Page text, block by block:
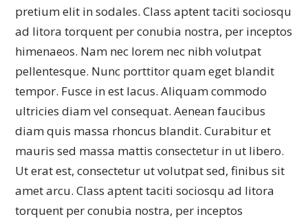
pretium elit in sodales. Class aptent taciti sociosqu
ad litora torquent per conubia nostra, per inceptos
himenaeos. Nam nec lorem nec nibh volutpat
pellentesque. Nunc porttitor quam eget blandit
tempor. Fusce in est lacus. Aliquam commodo
ultricies diam vel consequat. Aenean faucibus
diam quis massa rhoncus blandit. Curabitur et
mauris sed massa mattis consectetur in ut libero.
Ut erat est, consectetur ut volutpat sed, finibus sit
amet arcu. Class aptent taciti sociosqu ad litora
torquent per conubia nostra, per inceptos